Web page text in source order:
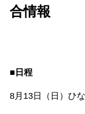
合情報
■日程
8月13日（日）ひ